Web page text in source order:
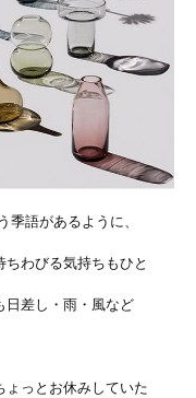
季語があるように、
わびる気持ちもひと
日差し・雨・風など
ょっとお休みしていた